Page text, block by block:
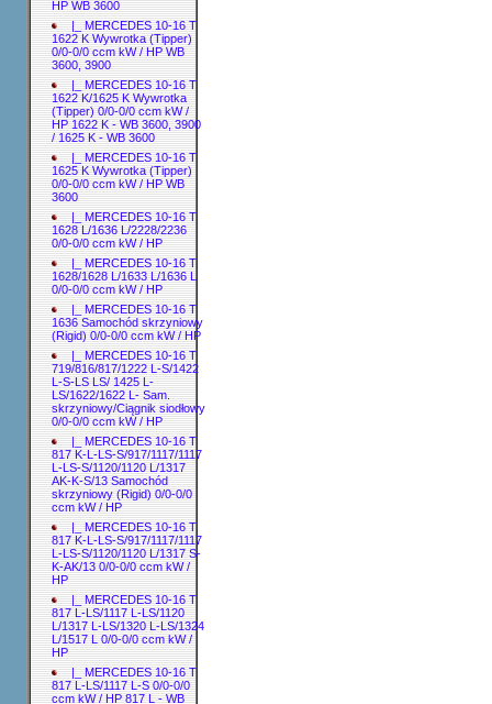
HP WB 3600
|_ MERCEDES 10-16 T
1622 K Wywrotka (Tipper)
0/0-0/0 ccm kW / HP WB
3600, 3900
|_ MERCEDES 10-16 T
1622 K/1625 K Wywrotka
(Tipper) 0/0-0/0 ccm kW /
HP 1622 K - WB 3600, 3900
/ 1625 K - WB 3600
|_ MERCEDES 10-16 T
1625 K Wywrotka (Tipper)
0/0-0/0 ccm kW / HP WB
3600
|_ MERCEDES 10-16 T
1628 L/1636 L/2228/2236
0/0-0/0 ccm kW / HP
|_ MERCEDES 10-16 T
1628/1628 L/1633 L/1636 L
0/0-0/0 ccm kW / HP
|_ MERCEDES 10-16 T
1636 Samochód skrzyniowy
(Rigid) 0/0-0/0 ccm kW / HP
|_ MERCEDES 10-16 T
719/816/817/1222 L-S/1422
L-S-LS LS/ 1425 L-
LS/1622/1622 L- Sam.
skrzyniowy/Ciągnik siodłowy
0/0-0/0 ccm kW / HP
|_ MERCEDES 10-16 T
817 K-L-LS-S/917/1117/1117
L-LS-S/1120/1120 L/1317
AK-K-S/13 Samochód
skrzyniowy (Rigid) 0/0-0/0
ccm kW / HP
|_ MERCEDES 10-16 T
817 K-L-LS-S/917/1117/1117
L-LS-S/1120/1120 L/1317 S-
K-AK/13 0/0-0/0 ccm kW /
HP
|_ MERCEDES 10-16 T
817 L-LS/1117 L-LS/1120
L/1317 L-LS/1320 L-LS/1324
L/1517 L 0/0-0/0 ccm kW /
HP
|_ MERCEDES 10-16 T
817 L-LS/1117 L-S 0/0-0/0
ccm kW / HP 817 L - WB